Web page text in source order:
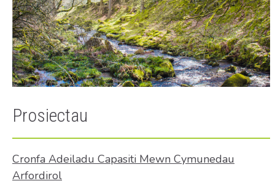
Prosiectau
Cronfa Adeiladu Capasiti Mewn Cymunedau
Arfordirol